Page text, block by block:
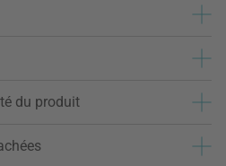
du produit